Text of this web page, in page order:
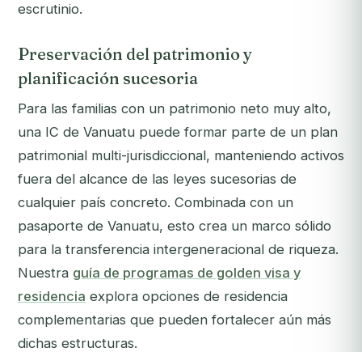
escrutinio.
Preservación del patrimonio y
planificación sucesoria
Para las familias con un patrimonio neto muy alto,
una IC de Vanuatu puede formar parte de un plan
patrimonial multi-jurisdiccional, manteniendo activos
fuera del alcance de las leyes sucesorias de
cualquier país concreto. Combinada con un
pasaporte de Vanuatu, esto crea un marco sólido
para la transferencia intergeneracional de riqueza.
Nuestra guía de programas de golden visa y
residencia explora opciones de residencia
complementarias que pueden fortalecer aún más
dichas estructuras.